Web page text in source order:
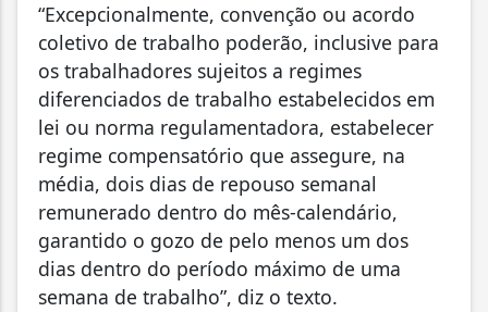
“Excepcionalmente, convenção ou acordo
coletivo de trabalho poderão, inclusive para
os trabalhadores sujeitos a regimes
diferenciados de trabalho estabelecidos em
lei ou norma regulamentadora, estabelecer
regime compensatório que assegure, na
média, dois dias de repouso semanal
remunerado dentro do mês-calendário,
garantido o gozo de pelo menos um dos
dias dentro do período máximo de uma
semana de trabalho”, diz o texto.